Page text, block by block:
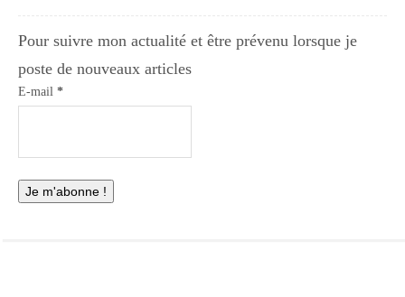
Pour suivre mon actualité et être prévenu lorsque je
poste de nouveaux articles
E-mail *